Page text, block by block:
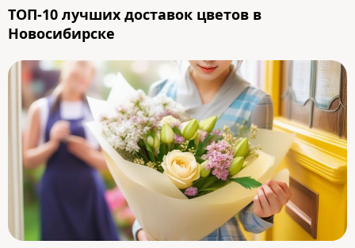
ТОП-10 лучших доставок цветов в
Новосибирске